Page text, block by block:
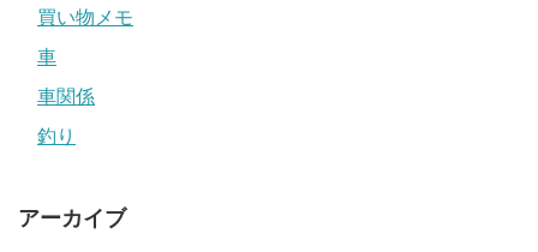
買い物メモ
車
車関係
釣り
アーカイブ